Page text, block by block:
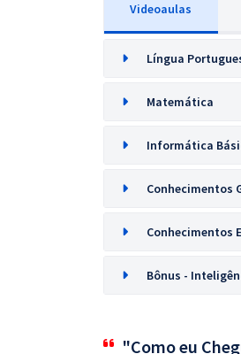
Videoaulas
Língua
Matemática
Informática
Conhecimentos
Conhecimentos
Bônus -
"Como eu